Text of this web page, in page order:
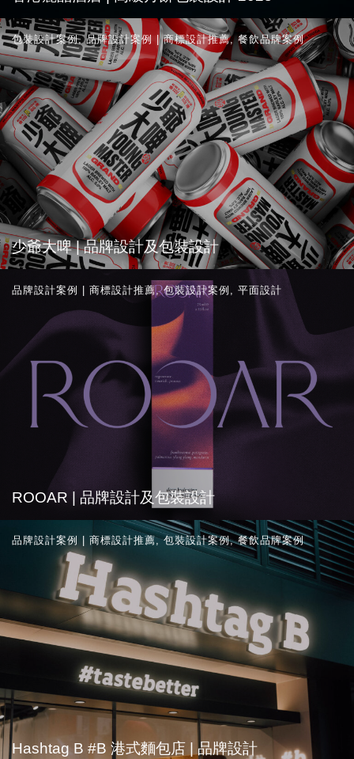
少爺大啤 | 品牌設計及包裝設計
包裝設計案例,品牌設計案例 | 商標設計推薦,餐飲品牌案例
ROOAR | 品牌設計及包裝設計
品牌設計案例 | 商標設計推薦,包裝設計案例 平面設計
Hashtag B #B 港式麵包店 | 品牌設計
品牌設計案例 | 商標設計推薦,包裝設計案例,餐飲品牌案例